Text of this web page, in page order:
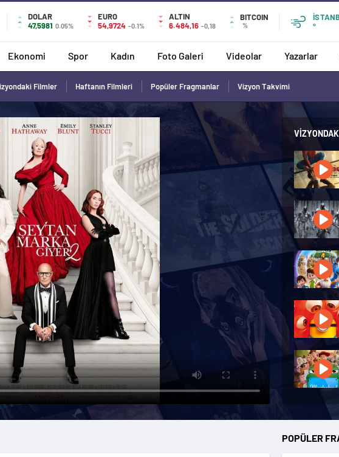
DOLAR
47,5981 0.05%
EURO
54,9724 -0.1%
ALTIN
6.484,16 -0,18
BITCOIN
%
°
Ekonomi Spor Kadın Foto Galeri Videolar Yazarlar
Filmler Haftanın Filmleri Popüler Fragmanlar Vizyon Takvimi
POPÜLER